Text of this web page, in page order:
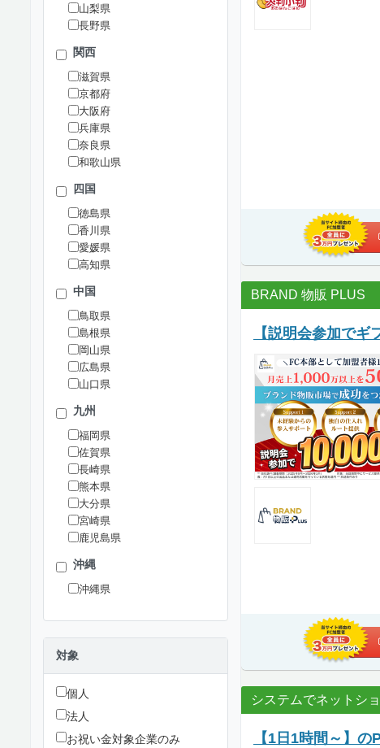
山梨県
長野県
関西
滋賀県
京都府
大阪府
兵庫県
奈良県
和歌山県
四国
徳島県
香川県
愛媛県
高知県
中国
鳥取県
島根県
岡山県
広島県
山口県
九州
福岡県
佐賀県
長崎県
熊本県
大分県
宮崎県
鹿児島県
沖縄
沖縄県
対象
個人
法人
お祝い金対象企業のみ
BRAND 物販 PLUS
【説明会参加で
システムでネットシ
【1日1時間～】